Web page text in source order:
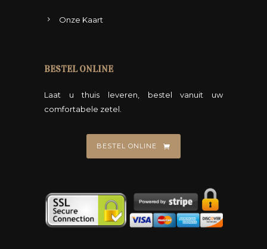
Onze Kaart
BESTEL ONLINE
Laat u thuis leveren, bestel vanuit uw
comfortabele zetel.
BESTEL ONLINE